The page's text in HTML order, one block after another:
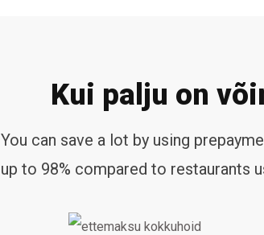
Kui palju on
You can save a lot by using
up to 98% compared to restaurants